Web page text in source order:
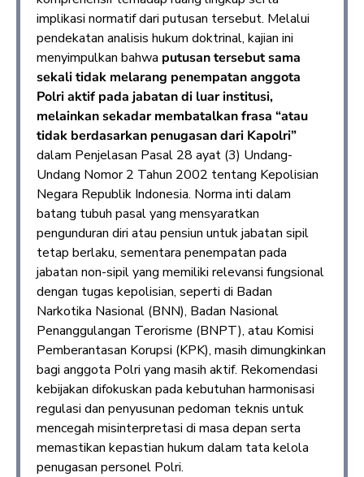
implikasi normatif dari putusan tersebut. Melalui
pendekatan analisis hukum doktrinal, kajian ini
menyimpulkan bahwa putusan tersebut sama
sekali tidak melarang penempatan anggota
Polri aktif pada jabatan di luar institusi,
melainkan sekadar membatalkan frasa “atau
tidak berdasarkan penugasan dari Kapolri”
dalam Penjelasan Pasal 28 ayat (3) Undang-
Undang Nomor 2 Tahun 2002 tentang Kepolisian
Negara Republik Indonesia. Norma inti dalam
batang tubuh pasal yang mensyaratkan
pengunduran diri atau pensiun untuk jabatan sipil
tetap berlaku, sementara penempatan pada
jabatan non-sipil yang memiliki relevansi fungsional
dengan tugas kepolisian, seperti di Badan
Narkotika Nasional (BNN), Badan Nasional
Penanggulangan Terorisme (BNPT), atau Komisi
Pemberantasan Korupsi (KPK), masih dimungkinkan
bagi anggota Polri yang masih aktif. Rekomendasi
kebijakan difokuskan pada kebutuhan harmonisasi
regulasi dan penyusunan pedoman teknis untuk
mencegah misinterpretasi di masa depan serta
memastikan kepastian hukum dalam tata kelola
penugasan personel Polri.